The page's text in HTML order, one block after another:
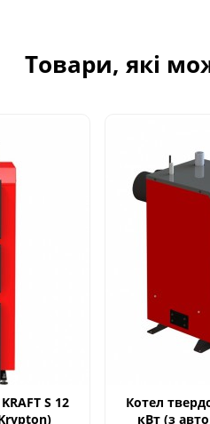
Товари, які
S 12
Котел
кВт (з